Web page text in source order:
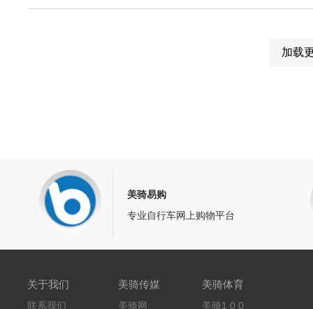
加载
美骑易购
专业自行车网上购物平台
关于我们
联系我们
美骑传媒
美骑网
美骑体育
美骑1 0 0